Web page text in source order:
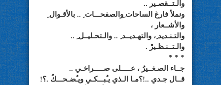
والـتــقصـير ..
ونملأ فارغ الساحات ِوالصفحـــات ِ .. بالأقـوال ِ
والأشــعار ،
والتـنـديد ِ، والتهـديــد ِ .. والـتحـليــل ِ ..
والـتــنـظـيرْ .
* * *
جــاء الصـغــيرُ ، عـــــلى صـــــراخـي ..
قــال جـدي ..!؟مـا الـذي يـُبـــكـي ويـُضـحـــكُ .؟!